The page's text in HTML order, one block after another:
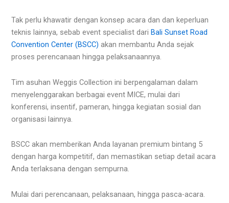
Tak perlu khawatir dengan konsep acara dan dan keperluan
teknis lainnya, sebab event specialist dariBali Sunset Road
Convention Center (BSCC) akan membantu Anda sejak
proses perencanaan hingga pelaksanaannya.
Tim asuhan Weggis Collection ini berpengalaman dalam
menyelenggarakan berbagai event MICE, mulai dari
konferensi, insentif, pameran, hingga kegiatan sosial dan
organisasi lainnya.
BSCC akan memberikan Anda layanan premium bintang 5
dengan harga kompetitif, dan memastikan setiap detail acara
Anda terlaksana dengan sempurna.
Mulai dari perencanaan, pelaksanaan, hingga pasca-acara.